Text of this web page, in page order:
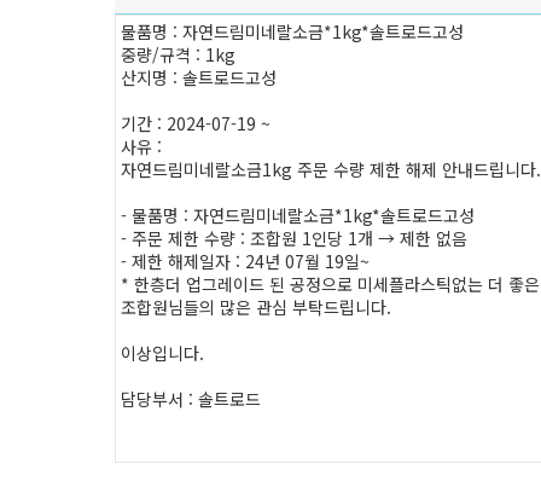
물품명 : 자연드림미네랄소금*1kg*솔트로드고성
중량/규격 : 1kg
산지명 : 솔트로드고성
기간 : 2024-07-19 ~
사유 :
자연드림미네랄소금1kg 주문 수량 제한 해제 안내드립니다.
- 물품명 : 자연드림미네랄소금*1kg*솔트로드고성
- 주문 제한 수량 : 조합원 1인당 1개 → 제한 없음
- 제한 해제일자 : 24년 07월 19일~
* 한층더 업그레이드 된 공정으로 미세플라스틱없는 더 좋
조합원님들의 많은 관심 부탁드립니다.
이상입니다.
담당부서 : 솔트로드